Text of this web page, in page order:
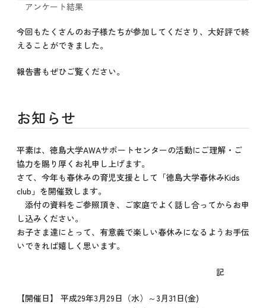
アンケート結果
今回もたくさんのお子様たちが参加してくださり、大好評で終
えることができました。
報告書もぜひご覧ください。
お知らせ
平素は、徳島大学AWAサポートセンターの活動にご理解・ご
協力を賜り厚くお礼申し上げます。
さて、今年も春休みの育児支援として「徳島大学春休みKids
club」を開催致します。
添付の資料をご参照頂き、ご家庭でよく話し合ってからお申
し込みください。
お子さま達にとって、有意義で楽しい春休みになるようお手伝
いできれば嬉しく思います。
記
【開催日】 平成29年3月29日（水）～3月31日(金)